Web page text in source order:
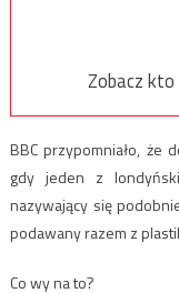
Zobacz kto
BBC przypomniało, że
gdy jeden z
nazywający się
podawany razem z
Co wy na to?